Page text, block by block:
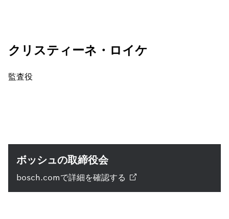
クリスティーネ・ロイケ
監査役
ボッシュの取締役会
bosch.comで詳細を確認する